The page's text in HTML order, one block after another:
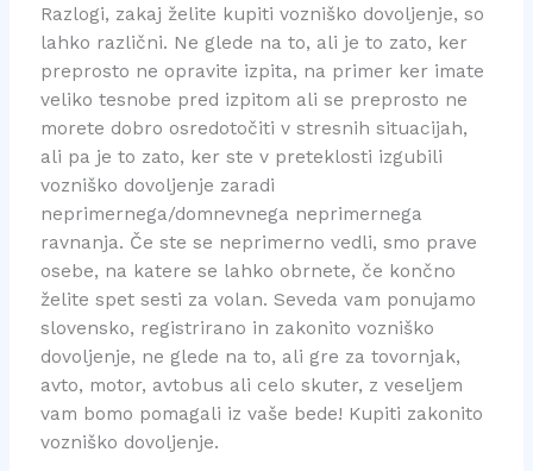
Razlogi, zakaj želite kupiti vozniško dovoljenje, so
lahko različni. Ne glede na to, ali je to zato, ker
preprosto ne opravite izpita, na primer ker imate
veliko tesnobe pred izpitom ali se preprosto ne
morete dobro osredotočiti v stresnih situacijah,
ali pa je to zato, ker ste v preteklosti izgubili
vozniško dovoljenje zaradi
neprimernega/domnevnega neprimernega
ravnanja. Če ste se neprimerno vedli, smo prave
osebe, na katere se lahko obrnete, če končno
želite spet sesti za volan. Seveda vam ponujamo
slovensko, registrirano in zakonito vozniško
dovoljenje, ne glede na to, ali gre za tovornjak,
avto, motor, avtobus ali celo skuter, z veseljem
vam bomo pomagali iz vaše bede! Kupiti zakonito
vozniško dovoljenje.